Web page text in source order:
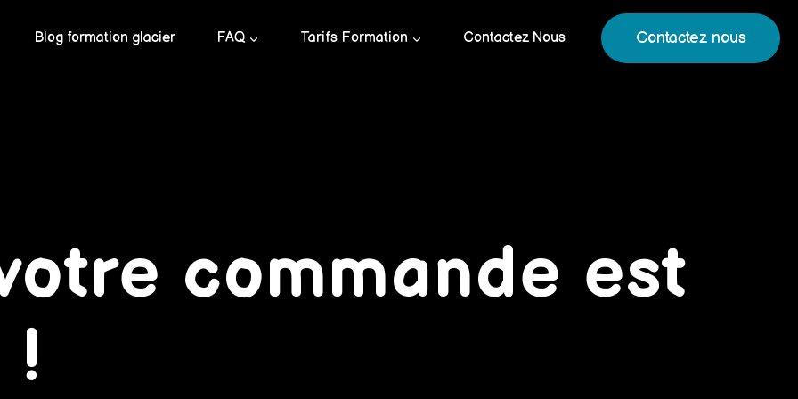
Blog formation glacier FAQ Tarifs Formation Contactez Nous Contactez nous
commande est